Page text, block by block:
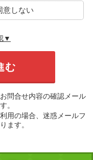
意しない
▼
問合せ内容の確認メール
。
用の場合、迷惑メールフ
ます。